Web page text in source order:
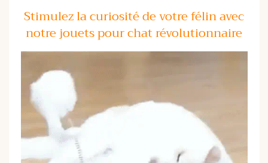
Stimulez la curiosité de votre félin avec
notre jouets pour chat révolutionnaire